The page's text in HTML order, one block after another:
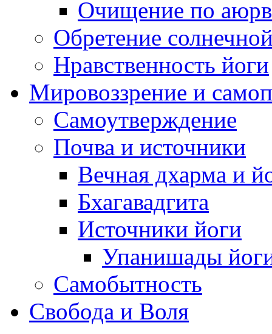
Очищение по
Обретение
Нравственность йоги
Мировоззрение и
Самоутверждение
Почва и источники
Вечная дхарма и
Бхагавадгита
Источники йоги
Упанишады
Самобытность
Свобода и Воля